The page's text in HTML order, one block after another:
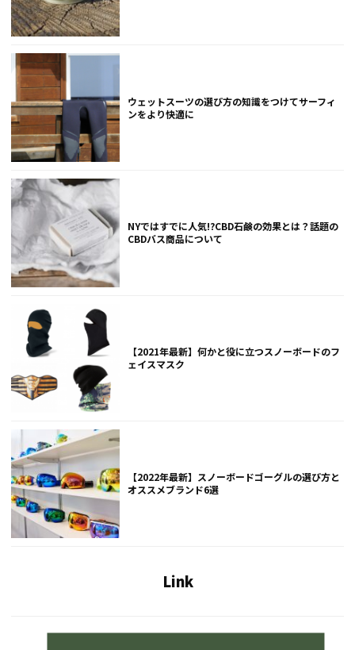
ウェットスーツの選び方の知識をつけてサーフィ
ンをより快適に
NYではすでに人気!?CBD石鹸の効果とは？話題の
CBDバス商品について
【2021年最新】何かと役に立つスノーボードのフ
ェイスマスク
【2022年最新】スノーボードゴーグルの選び方と
オススメブランド6選
Link